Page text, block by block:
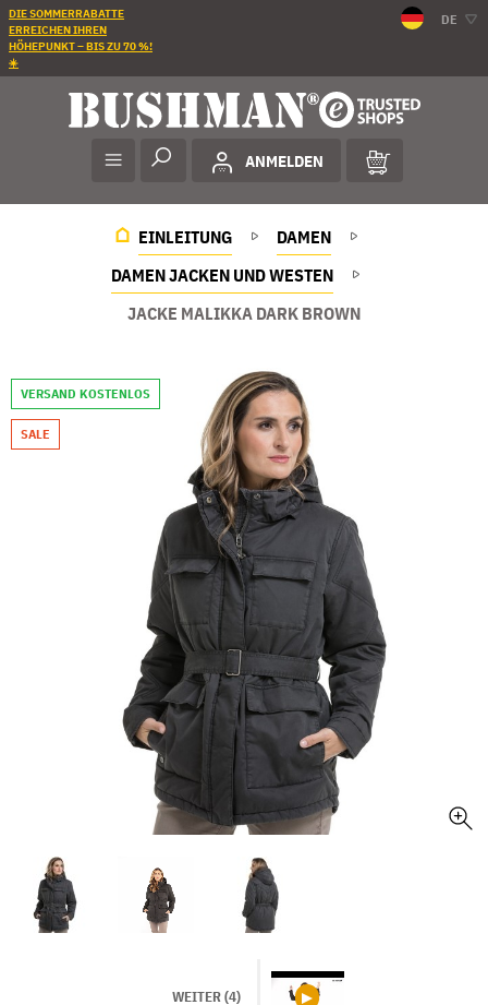
DIE SOMMERRABATTE
ERREICHEN IHREN
HÖHEPUNKT – BIS ZU 70 %!
☀️
DE
ANMELDEN
EINLEITUNG
DAMEN
DAMEN JACKEN UND WESTEN
JACKE MALIKKA DARK BROWN
VERSAND KOSTENLOS
SALE
WEITER (4)